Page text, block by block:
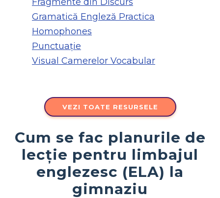
Gramatică Engleză Practica
Homophones
Punctuaţie
Visual Camerelor Vocabular
VEZI TOATE RESURSELE
Cum se fac planurile de
lecție pentru limbajul
englezesc (ELA) la
gimnaziu